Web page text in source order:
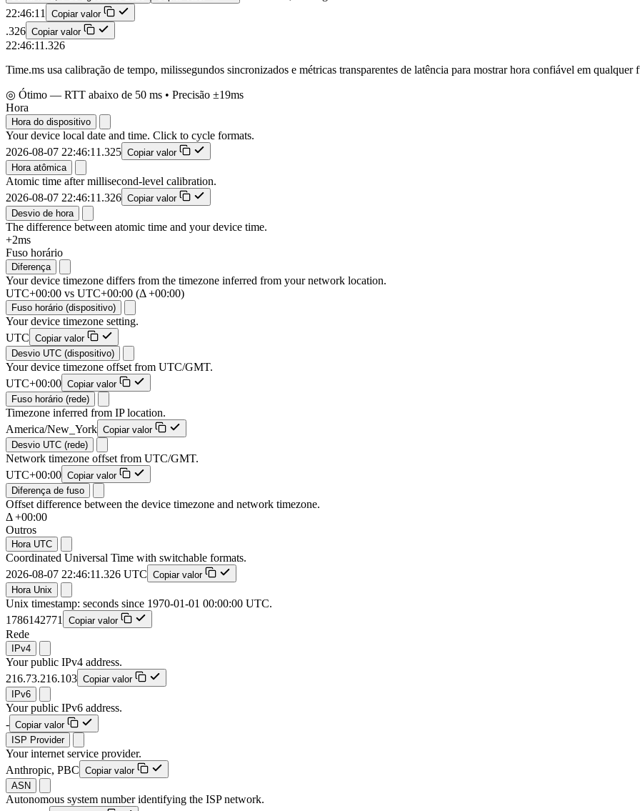
22:46:12
Copiar valor
.159 Copiar valor
22:46:12.159
Time.ms usa calibração de tempo, milissegundos sincronizados e métricas transparentes de latência para mostrar hora confiável em qualquer
◎ Ótimo — RTT abaixo de 50 ms • Precisão ±19ms
Hora
Hora do dispositivo
Your device local date and time. Click to cycle formats.
2026-08-07 22:46:12.158 Copiar valor
Hora atômica
Atomic time after millisecond-level calibration.
2026-08-07 22:46:12.159 Copiar valor
Desvio de hora
The difference between atomic time and your device time.
+2ms
Fuso horário
Diferença
Your device timezone differs from the timezone inferred from your network location.
UTC+00:00 vs UTC+00:00 (Δ +00:00)
Fuso horário (dispositivo)
Your device timezone setting.
UTC Copiar valor
Desvio UTC (dispositivo)
Your device timezone offset from UTC/GMT.
UTC+00:00 Copiar valor
Fuso horário (rede)
Timezone inferred from IP location.
America/New_York Copiar valor
Desvio UTC (rede)
Network timezone offset from UTC/GMT.
UTC+00:00 Copiar valor
Diferença de fuso
Offset difference between the device timezone and network timezone.
Δ +00:00
Outros
Hora UTC
Coordinated Universal Time with switchable formats.
2026-08-07 22:46:12.159 UTC
Copiar valor
Hora Unix
Unix timestamp: seconds since 1970-01-01 00:00:00 UTC.
1786142772
Copiar valor
Rede
IPv4
Your public IPv4 address.
216.73.216.103 Copiar valor
IPv6
Your public IPv6 address.
- Copiar valor
ISP Provider
Your internet service provider.
Anthropic, PBC Copiar valor
ASN
Autonomous system number identifying the ISP network.